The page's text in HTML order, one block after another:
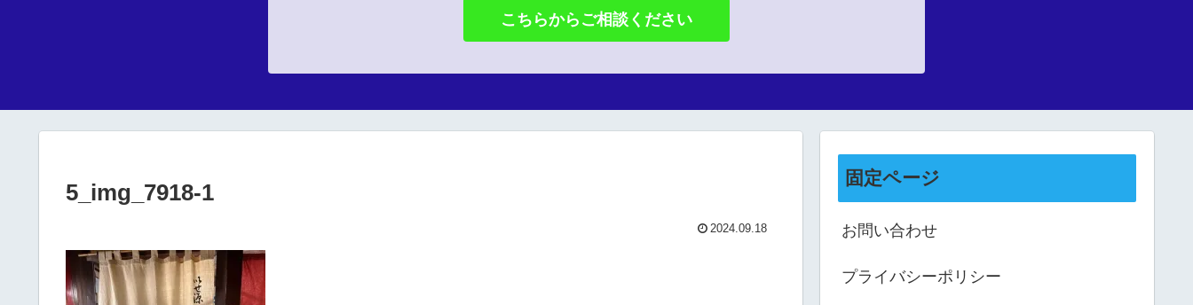
こちらからご相談ください
5_img_7918-1
2024.09.18
固定ページ
お問い合わせ
プライバシーポリシー